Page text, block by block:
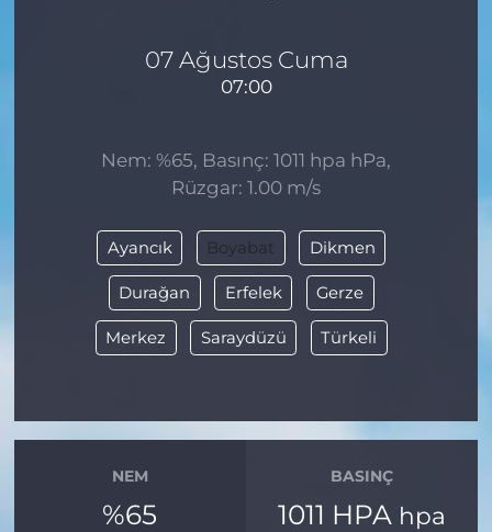
07 Ağustos Cuma
07:00
Nem: %65, Basınç: 1011 hpa hPa,
Rüzgar: 1.00 m/s
Ayancık Boyabat Dikmen
Durağan Erfelek Gerze
Merkez Saraydüzü Türkeli
NEM
%65
BASINÇ
1011 HPA hpa